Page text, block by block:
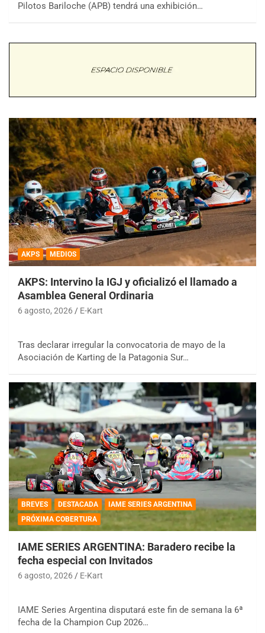
Pilotos Bariloche (APB) tendrá una exhibición…
AKPS MEDIOS
AKPS: Intervino la IGJ y oficializó el llamado a
Asamblea General Ordinaria
6 agosto, 2026 E-Kart
Tras declarar irregular la convocatoria de mayo de la
Asociación de Karting de la Patagonia Sur…
BREVES DESTACADA
IAME SERIES ARGENTINA
PRÓXIMA COBERTURA
IAME SERIES ARGENTINA: Baradero recibe la
fecha especial con Invitados
6 agosto, 2026 E-Kart
IAME Series Argentina disputará este fin de semana la 6ª
fecha de la Champion Cup 2026…